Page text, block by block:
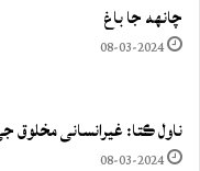
چانهه جا باغ
08-03-2024
ناول ڪتا: غيرانساني مخلوق
08-03-2024